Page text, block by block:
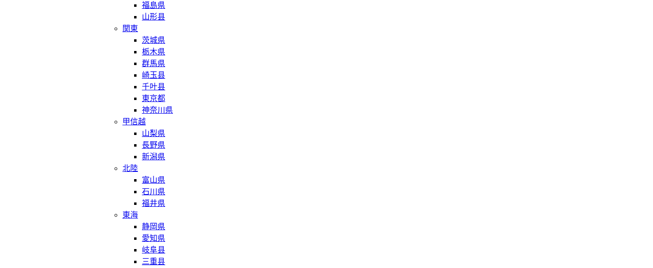
福島県
山形县
関東
茨城県
栃木県
群馬県
崎玉县
千叶县
東京都
神奈川県
甲信越
山梨県
長野県
新潟県
北陸
富山県
石川県
福井県
東海
静岡県
愛知県
岐阜县
三重县